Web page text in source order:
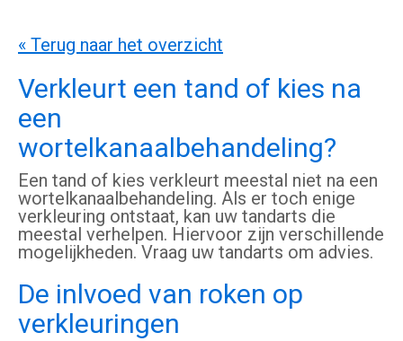
« Terug naar het overzicht
Verkleurt een tand of kies na
een
wortelkanaalbehandeling?
Een tand of kies verkleurt meestal niet na een
wortelkanaalbehandeling. Als er toch enige
verkleuring ontstaat, kan uw tandarts die
meestal verhelpen. Hiervoor zijn verschillende
mogelijkheden. Vraag uw tandarts om advies.
De inlvoed van roken op
verkleuringen